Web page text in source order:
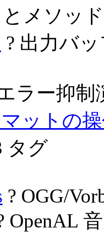
メソッ
? 出力バ
ラー抑制
ットの
タグ
? OGG/
OpenAL